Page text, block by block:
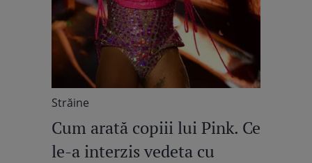
Străine
Cum arată copiii lui Pink. Ce
le-a interzis vedeta cu